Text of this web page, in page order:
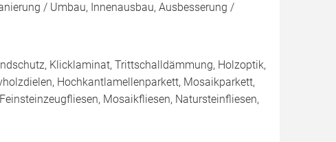
/ Umbau, Innenausbau, Ausbesserung /
Klicklaminat, Trittschalldämmung, Holzoptik,
Hochkantlamellenparkett, Mosaikparkett,
Mosaikfliesen, Natursteinfliesen,